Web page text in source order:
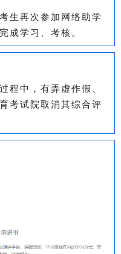
生再次参加网络助学
成学习、考核。
程中，有弄虚作假、
考试院取消其综合评